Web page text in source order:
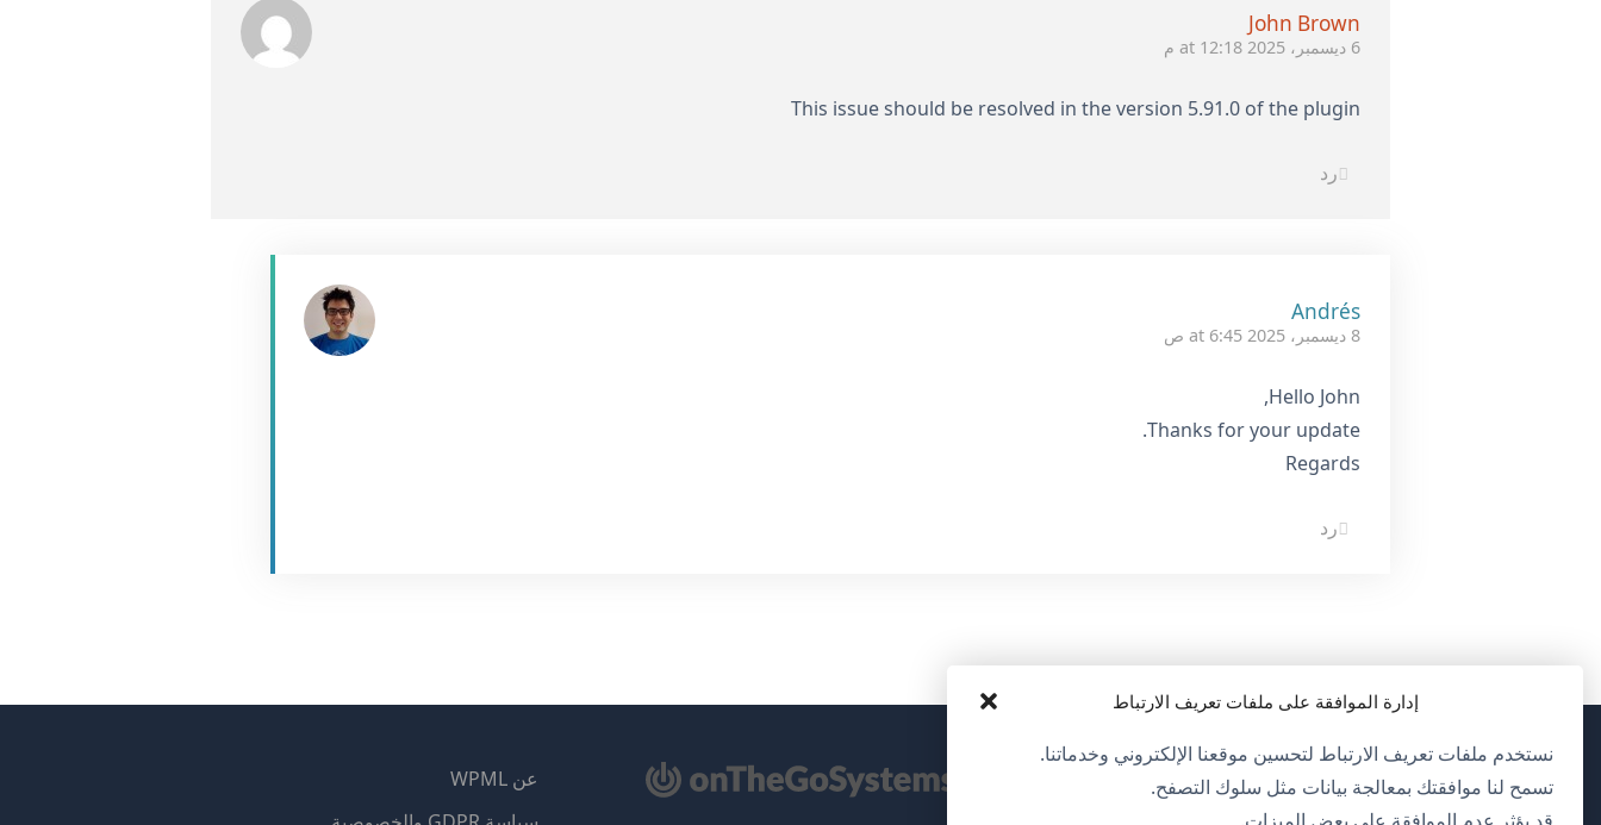
إدارة الموافقة على ملفات تعريف الارتباط
نستخدم ملفات تعريف الارتباط لتحسين موقعنا الإلكتروني وخدماتنا.
تسمح لنا موافقتك بمعالجة بيانات مثل سلوك التصفح.
John Brown
6 ديسمبر، 2025 at 12:18 م
This issue should be resolved in the version 5.91.0 of the plugin
رد
Andrés
8 ديسمبر، 2025 at 6:45 ص
Hello John,
Thanks for your update.
Regards
رد
© 2026
OnTheGoSystems Limited
عن WPML